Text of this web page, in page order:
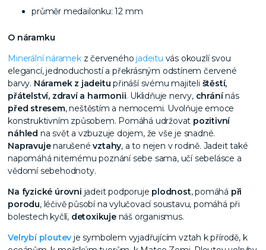
průměr medailonku: 12 mm
O náramku
Minerální náramekz červeného jadeitu vás okouzlí svou
elegancí, jednoduchostí a překrásným odstínem červené
barvy. Náramek z jadeitu přináší svému majiteli štěstí,
přátelství, zdraví a harmonii. Uklidňuje nervy, chránínás
před stresem, neštěstím a nemocemi. Uvolňuje emoce
konstruktivním způsobem. Pomáhá udržovat pozitivní
náhled na svět a vzbuzuje dojem, že vše je snadné.
Napravujenarušenévztahy, a to nejen v rodině. Jadeit také
napomáhá niternému poznání sebe sama, učí sebelásce a
vědomí sebehodnoty.
Na fyzické úrovni jadeit podporuje plodnost, pomáhá při
porodu, léčivě působí na vylučovací soustavu, pomáhá při
bolestech kyčlí, detoxikujenáš organismus.
Velrybí ploutev je symbolem vyjadřujícím vztah k přírodě, k